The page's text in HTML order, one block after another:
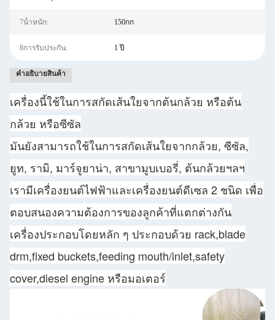
7น้ําหนัก: 150กก
8การรับประกัน: 1 ปี
คําอธิบายสินค้า
เครื่องนี้ใช้ในการสกัดเส้นใยจากต้นกล้วย หรือต้น
กล้วย หรือซีซัล
มันยังสามารถใช้ในการสกัดเส้นใยจากกล้วย, ซีซัล,
ยูท, รามิ, มาร์จูยาน่า, สาขามูบเบอรี่, ต้นกล้วยฯลฯ
เรามีเครื่องยนต์ไฟฟ้าและเครื่องยนต์ดีเซล 2 ชนิด เพื่อ
ตอบสนองความต้องการของลูกค้าที่แตกต่างกัน
เครื่องประกอบโดยหลัก ๆ ประกอบด้วย rack,blade
drm,fixed buckets,feeding mouth/inlet,safety
cover,diesel engine หรือมอเตอร์